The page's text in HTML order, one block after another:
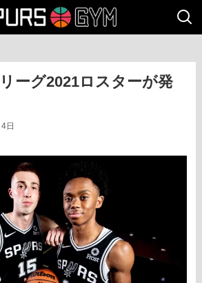
ーグ2021ロスターが発
日